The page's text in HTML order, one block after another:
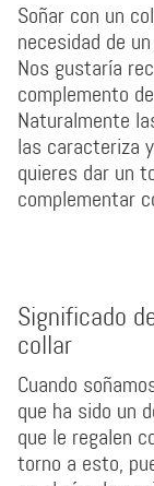
Soñar con un
necesidad de
Nos gustaría
complemento
Naturalmente
las caracteriza
quieres dar un
complementar
Significado
collar
Cuando
que ha sido un
que le regalen
torno a esto,